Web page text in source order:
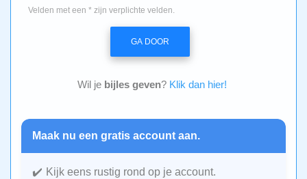
Velden met een * zijn verplichte velden.
GA DOOR
Wil je bijles geven? Klik dan hier!
Maak nu een gratis account aan.
Kijk eens rustig rond op je account.